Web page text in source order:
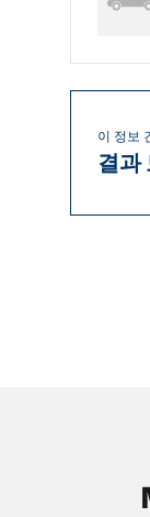
이 정보
결과